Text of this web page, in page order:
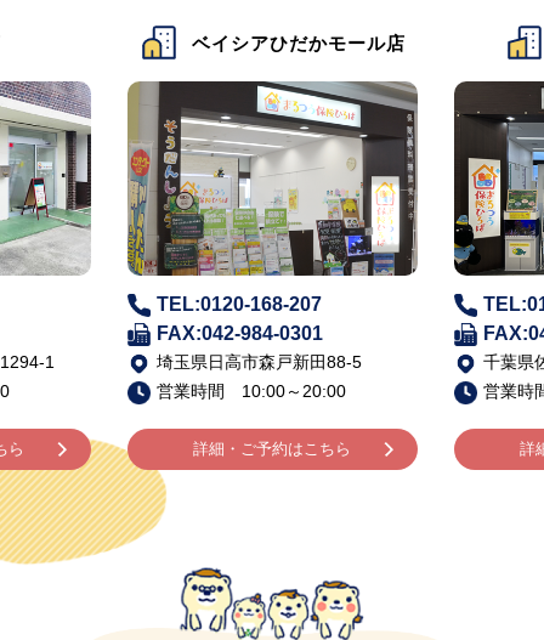
1
ら
ベイシアひだかモール店
TEL:0120-168-207
FAX:042-984-0301
埼玉県日高市森戸新田88-5
営業時間 10:00～20:00
詳細・ご予約はこちら
千葉県
営業時
詳